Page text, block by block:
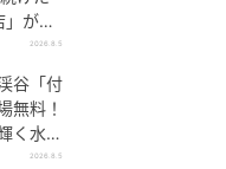
」がも
2026.8.5
谷「付
無料！
く水面
阜県中
2026.8.5